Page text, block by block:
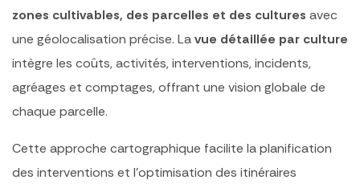
zones cultivables, des parcelles et des cultures avec
une géolocalisation précise. Lavue détaillée par culture
intègre les coûts, activités, interventions, incidents,
agréages et comptages, offrant une vision globale de
chaque parcelle.
Cette approche cartographique facilite la planification
des interventions et l’optimisation des itinéraires